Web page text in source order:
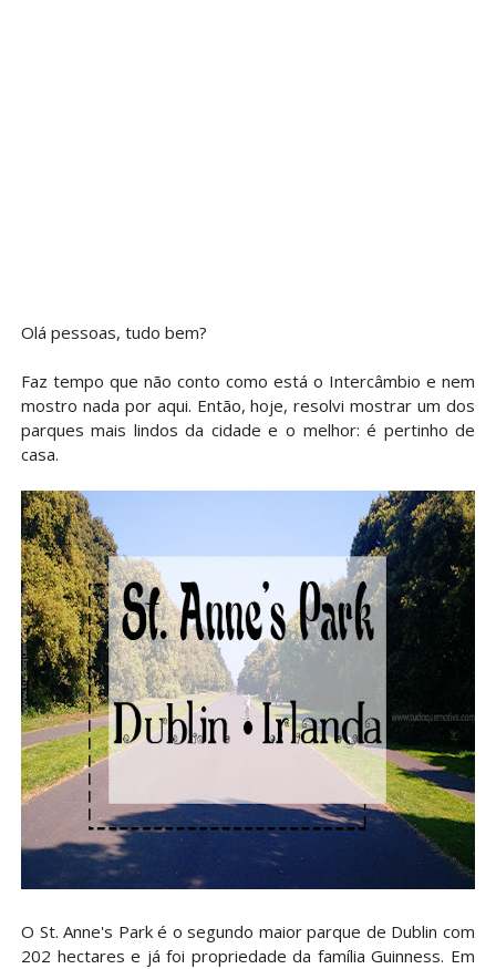
Olá pessoas, tudo bem?
Faz tempo que não conto como está o Intercâmbio e nem
mostro nada por aqui. Então, hoje, resolvi mostrar um dos
parques mais lindos da cidade e o melhor: é pertinho de
casa.
O St. Anne's Park é o segundo maior parque de Dublin com
202 hectares e já foi propriedade da família Guinness. Em